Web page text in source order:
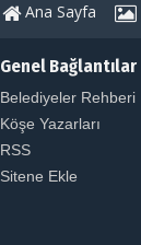
Ana Sayfa
Genel Bağlantılar
Belediyeler Rehberi
Köşe Yazarları
RSS
Sitene Ekle